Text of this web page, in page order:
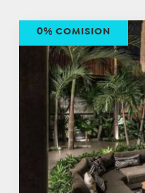
0% COMISION